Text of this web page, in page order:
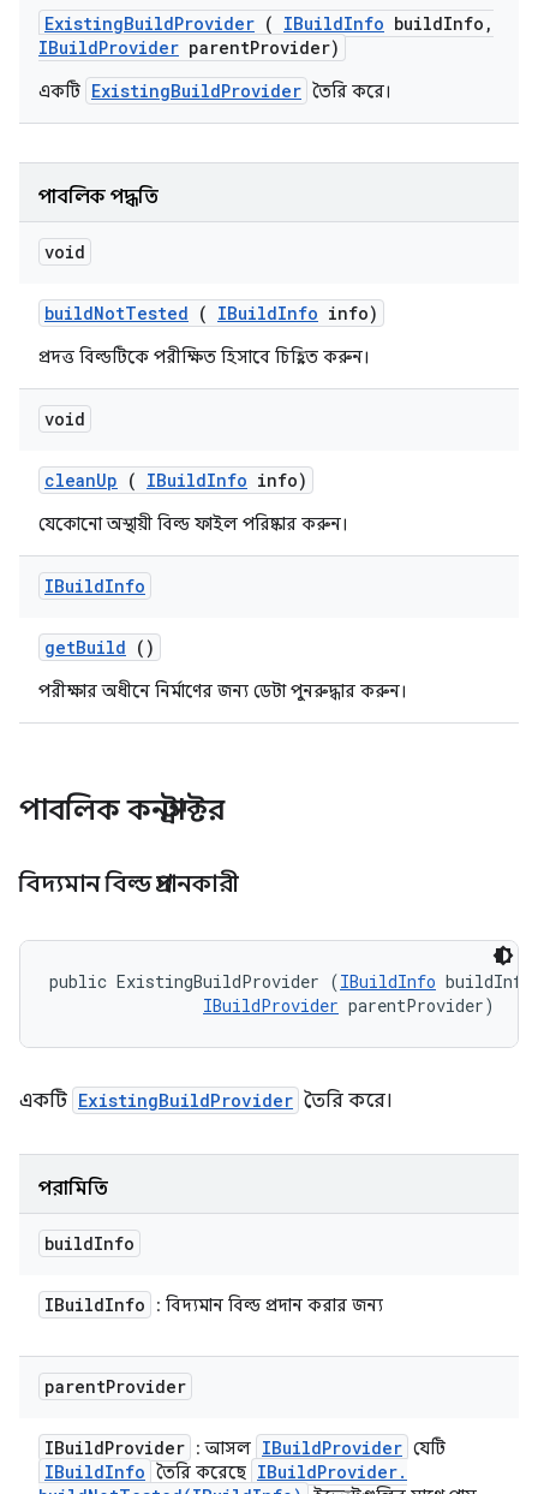
ExistingBuildProvider ( IBuildInfo buildInfo ,
IBuildProvider parentProvider)
একটি ExistingBuildProvider তৈরি করে।
পাবলিক পদ্ধতি
void
buildNotTested ( IBuildInfo info)
প্রদত্ত বিল্ডটিকে পরীক্ষিত হিসাবে চিহ্নিত করুন।
void
cleanUp ( IBuildInfo info)
যেকোনো অস্থায়ী বিল্ড ফাইল পরিষ্কার করুন।
IBuildInfo
getBuild ()
পরীক্ষার অধীনে নির্মাণের জন্য ডেটা পুনরুদ্ধার করুন।
পাবলিক কনস্ট্রাক্টর
বিদ্যমান বিল্ড প্রদানকারী
public ExistingBuildProvider (IBuildInfo
IBuildProvider parentProvider)
একটি ExistingBuildProvider তৈরি করে।
পরামিতি
buildInfo
IBuildInfo : বিদ্যমান বিল্ড প্রদান করার জন্য
parentProvider
IBuildProvider : আসল IBuildProvider যেটি
IBuildInfo তৈরি করেছে IBuildProvider.